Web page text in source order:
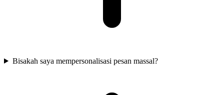
Bisakah saya mempersonalisasi pesan massal?